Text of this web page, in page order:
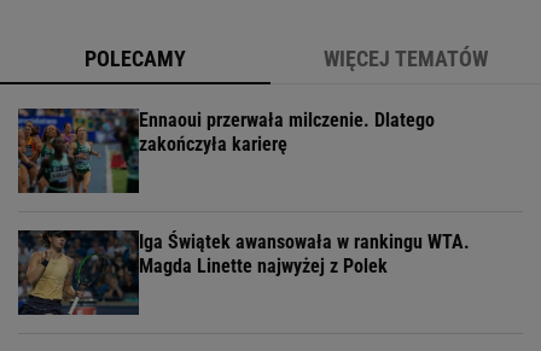
POLECAMY WIĘCEJ TEMATÓW
Ennaoui przerwała milczenie. Dlatego
zakończyła karierę
Iga Świątek awansowała w rankingu WTA.
Magda Linette najwyżej z Polek